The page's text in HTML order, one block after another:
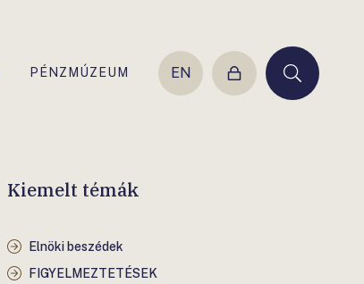
PÉNZMÚZEUM EN
Belépés Keresés
Kiemelt témák
Elnöki beszédek
FIGYELMEZTETÉSEK